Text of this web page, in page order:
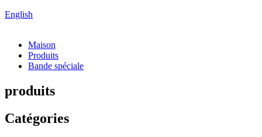
English
Maison
Produits
Bande spéciale
produits
Catégories